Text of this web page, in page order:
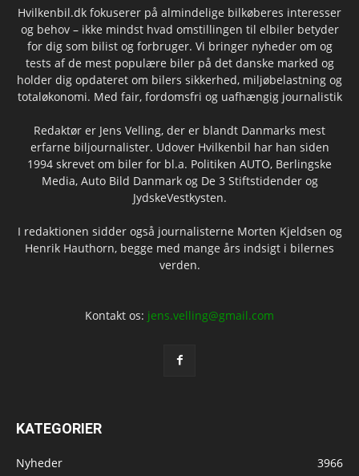
Hvilkenbil.dk fokuserer på almindelige bilkøberes interesser
og behov – ikke mindst hvad omstillingen til elbiler betyder
for dig som bilist og forbruger. Vi bringer nyheder om og
tests af de mest populære biler på det danske marked og
holder dig opdateret om bilers sikkerhed, miljøbelastning og
totaløkonomi. Med fair, fordomsfri og uafhængig journalistik
Redaktør er Jens Velling, der er blandt Danmarks mest
erfarne biljournalister. Udover Hvilkenbil har han siden
1994 skrevet om biler for bl.a. Politiken AUTO, Berlingske
Media, Auto Bild Danmark og De 3 Stiftstidender og
JydskeVestkysten.
I redaktionen sidder også journalisterne Morten Kjeldsen og
Henrik Hauthorn, begge med mange års indsigt i bilernes
verden.
Kontakt os: jens.velling@gmail.com
KATEGORIER
Nyheder
3966